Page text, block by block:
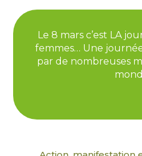
Le 8 mars c’est LA
femmes… Une
par de nombreuses